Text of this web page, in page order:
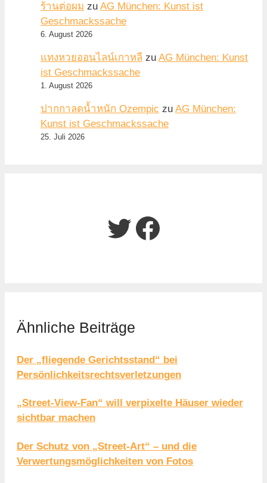
ร้านต่อผม zu AG München: Kunst ist
Geschmackssache
6. August 2026
แทงหวยออนไลน์เกาหลี zu AG München: Kunst
ist Geschmackssache
1. August 2026
ปากกาลดน้ำหนัก Ozempic zu AG München:
Kunst ist Geschmackssache
25. Juli 2026
Twitter
Facebook
Ähnliche Beiträge
Der „fliegende Gerichtsstand“ bei
Persönlichkeitsrechtsverletzungen
„Street-View-Fan“ will verpixelte Häuser wieder
sichtbar machen
Der Schutz von „Street-Art“ – und die
Verwertungsmöglichkeiten von Fotos